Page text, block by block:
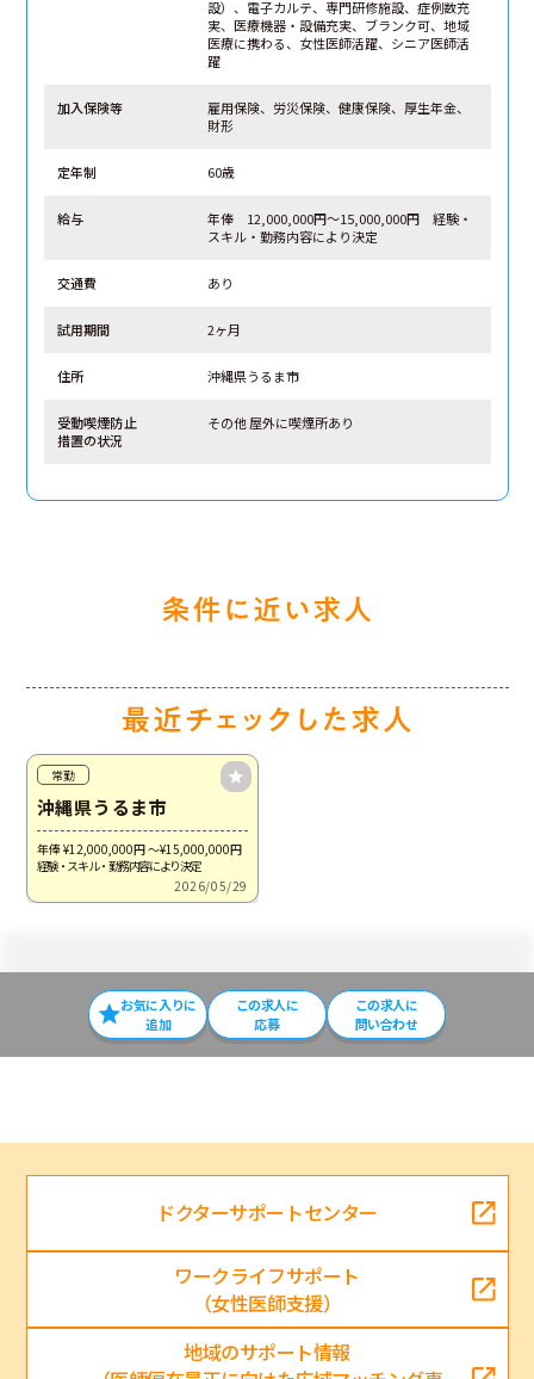
設）、電子カルテ、専門研修施設、症例数充
実、医療機器・設備充実、ブランク可、地域
医療に携わる、女性医師活躍、シニア医師活
躍
加入保険等
雇用保険、労災保険、健康保険、厚生年金、
財形
定年制 60歳
給与
年俸 12,000,000円～15,000,000円 経験・
スキル・勤務内容により決定
交通費 あり
試用期間 2ヶ月
住所 沖縄県うるま市
受動喫煙防止
措置の状況
その他 屋外に喫煙所あり
常勤
沖縄県うるま市
年俸 ¥12,000,000円～¥15,000,000円
経験・スキル・勤務内容により決定
2026/05/29
お気に入りに
追加
この求⼈に
応募
この求人に
問い合わせ
ドクターサポートセンター
ワークライフサポート
（女性医師支援）
地域のサポート情報